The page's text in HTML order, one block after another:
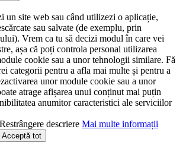
un site web sau când utilizezi o aplicație,
sau salvate (de exemplu, prin
Vrem ca tu să decizi modul în care vei
așa că poți controla personal utilizarea
cookie sau a unor tehnologii similare. Fă
categorii pentru a afla mai multe și pentru a
unor module cookie sau a unor
atrage afișarea unui conținut mai puțin
anumitor caracteristici ale serviciilor
Restrângere descriere Mai multe informații
Acceptă tot